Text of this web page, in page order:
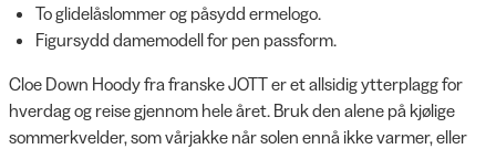
To glidelåslommer og påsydd ermelogo.
Figursydd damemodell for pen passform.
Cloe Down Hoody fra franske JOTT er et allsidig ytterplagg for
hverdag og reise gjennom hele året. Bruk den alene på kjølige
sommerkvelder, som vårjakke når solen ennå ikke varmer, eller